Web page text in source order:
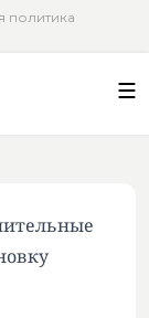
политика